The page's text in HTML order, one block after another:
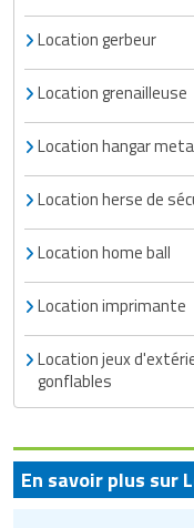
Location gerbeur
Location grenailleuse
Location hangar
Location herse de
Location home ball
Location imprimante
Location jeux
gonflables
En savoir plus sur